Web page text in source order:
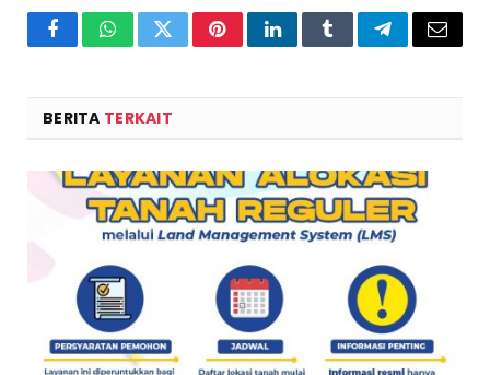
FacebookWhatsAppTwitterPinterestLinkedInTumblrTelegramEmail
BERITA TERKAIT